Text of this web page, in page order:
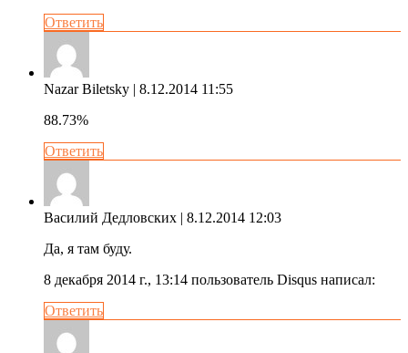
Ответить
Nazar Biletsky | 8.12.2014 11:55
88.73%
Ответить
Василий Дедловских | 8.12.2014 12:03
Да, я там буду.
8 декабря 2014 г., 13:14 пользователь Disqus написал:
Ответить